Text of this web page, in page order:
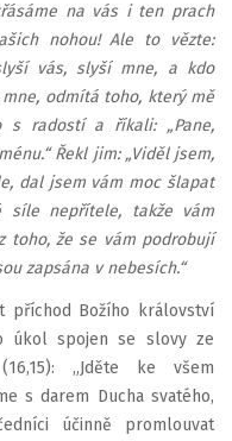
na vás i ten prach
nohou! Ale to vězte:
vás, slyší mne, a kdo
odmítá toho, který mě
s radostí a říkali: „Pane,
Řekl jim: „Viděl jsem,
dal jsem vám moc šlapat
nepřítele, takže vám
toho, že se vám podrobují
zapsána v nebesích.“
příchod Božího království
úkol spojen se slovy ze
„Jděte ke všem
s darem Ducha svatého,
účinně promlouvat